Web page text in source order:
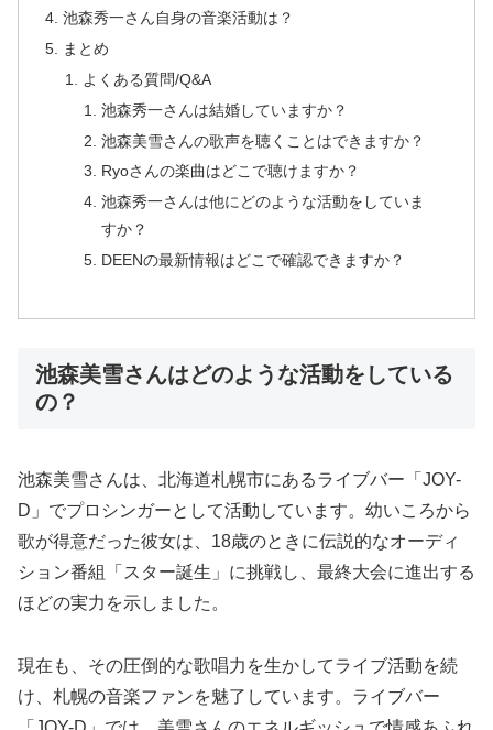
池森秀一さん自身の音楽活動は？
まとめ
よくある質問/Q&A
池森秀一さんは結婚していますか？
池森美雪さんの歌声を聴くことはできますか？
Ryoさんの楽曲はどこで聴けますか？
池森秀一さんは他にどのような活動をしていま
すか？
DEENの最新情報はどこで確認できますか？
池森美雪さんはどのような活動をしている
の？
池森美雪さんは、北海道札幌市にあるライブバー「JOY-
D」でプロシンガーとして活動しています。幼いころから
歌が得意だった彼女は、18歳のときに伝説的なオーディ
ション番組「スター誕生」に挑戦し、最終大会に進出する
ほどの実力を示しました。
現在も、その圧倒的な歌唱力を生かしてライブ活動を続
け、札幌の音楽ファンを魅了しています。ライブバー